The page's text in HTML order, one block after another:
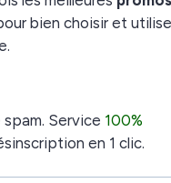
Paperwhite